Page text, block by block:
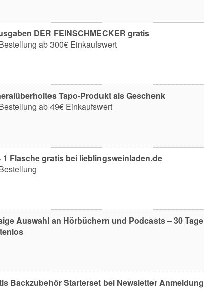
DER FEINSCHMECKER gratis
ab 300€ Einkaufswert
Tapo-Produkt als Geschenk
ab 49€ Einkaufswert
1 Flasche gratis bei lieblingsweinladen.de
Auswahl an Hörbüchern und Podcasts – 30 Tage
Backzubehör Starterset bei Newsletter Anmeldung